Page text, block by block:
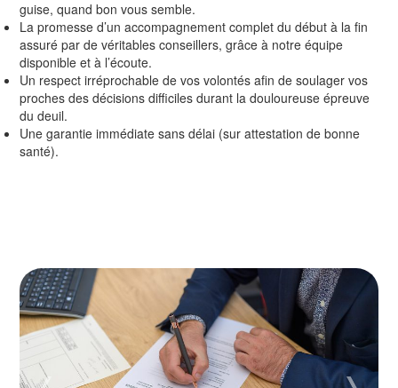
guise, quand bon vous semble.
La promesse d’un accompagnement complet du début à la fin
assuré par de véritables conseillers, grâce à notre équipe
disponible et à l’écoute.
Un respect irréprochable de vos volontés afin de soulager vos
proches des décisions difficiles durant la douloureuse épreuve
du deuil.
Une garantie immédiate sans délai (sur attestation de bonne
santé).